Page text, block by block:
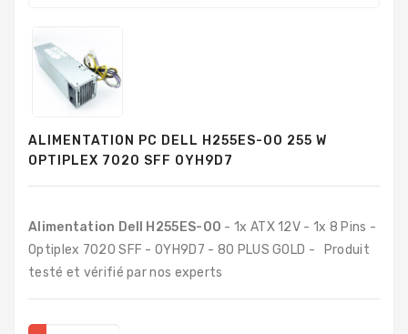
Mémoires
Durs
Composants
Composants
PC
Destockage
ALIMENTATION PC DELL H255ES-00 255 W
OPTIPLEX 7020 SFF 0YH9D7
Alimentation Dell H255ES-00 - 1x ATX 12V - 1x 8 Pins -
Optiplex 7020 SFF - 0YH9D7 - 80 PLUS GOLD - Produit
testé et vérifié par nos experts